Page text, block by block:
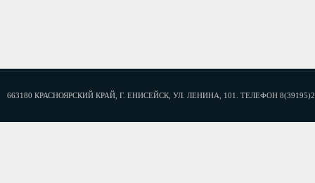
663180 КРАСНОЯРСКИЙ КРАЙ, Г. ЕНИСЕЙСК, УЛ. ЛЕНИНА, 101. ТЕЛЕФОН